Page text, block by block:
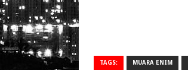
TAGS: MUARA ENIM